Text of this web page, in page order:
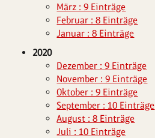
März : 9 Einträge
Februar : 8 Einträge
Januar : 8 Einträge
2020
Dezember : 9 Einträge
November : 9 Einträge
Oktober : 9 Einträge
September : 10 Einträge
August : 8 Einträge
Juli : 10 Einträge